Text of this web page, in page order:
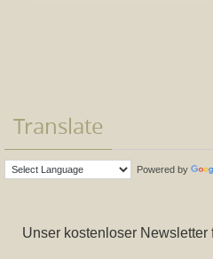
Translate
Powered by
Unser kostenloser Newsletter